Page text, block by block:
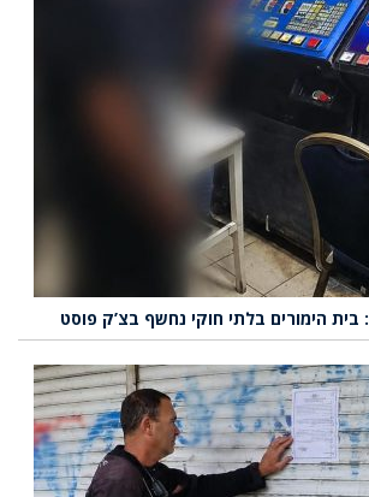
בית הימורים בלתי חוקי נחשף בצ’ק פוסט